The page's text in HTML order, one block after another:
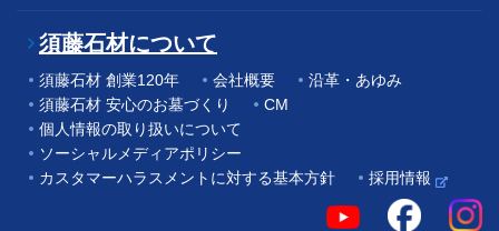
須藤石材について
須藤石材 創業120年 会社概要
沿革・あゆみ
須藤石材 安心のお墓づくり
CM
個人情報の取り扱いについて
ソーシャルメディアポリシー
カスタマーハラスメントに対する基本方針
採用情報